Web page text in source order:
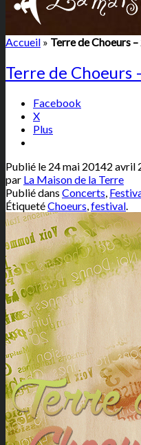
Accueil » Terre de Choeurs
Terre de Choeurs
Facebook
X
Plus
Publié le 24 mai 20142 avril
par La Maison de la Terre
Publié dans Concerts,
ÉtiquetéChoeurs,festival.